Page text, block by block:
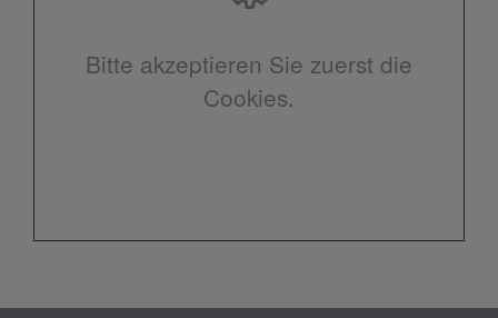
Bitte akzeptieren Sie zuerst die
Cookies.